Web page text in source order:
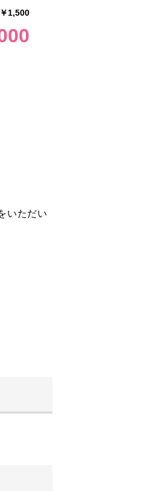
1,500
いただい